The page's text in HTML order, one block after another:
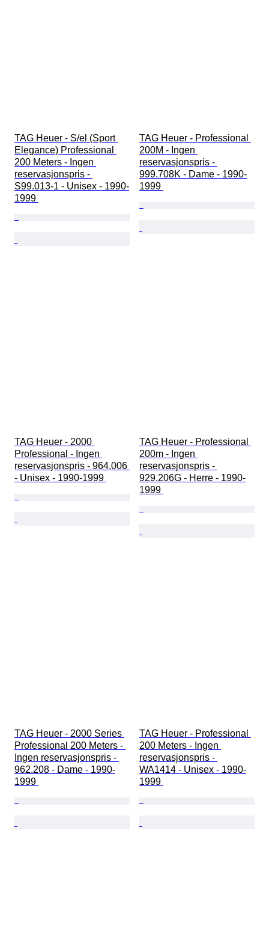
TAG Heuer - S/el (Sport
Elegance) Professional
200 Meters - Ingen
reservasjonspris -
S99.013-1 - Unisex - 1990-
1999
TAG Heuer - Professional
200M - Ingen
reservasjonspris -
999.708K - Dame - 1990-
1999
TAG Heuer - 2000
Professional - Ingen
reservasjonspris - 964.006
- Unisex - 1990-1999
TAG Heuer - Professional
200m - Ingen
reservasjonspris -
929.206G - Herre - 1990-
1999
TAG Heuer - 2000 Series
Professional 200 Meters -
Ingen reservasjonspris -
962.208 - Dame - 1990-
1999
TAG Heuer - Professional
200 Meters - Ingen
reservasjonspris -
WA1414 - Unisex - 1990-
1999